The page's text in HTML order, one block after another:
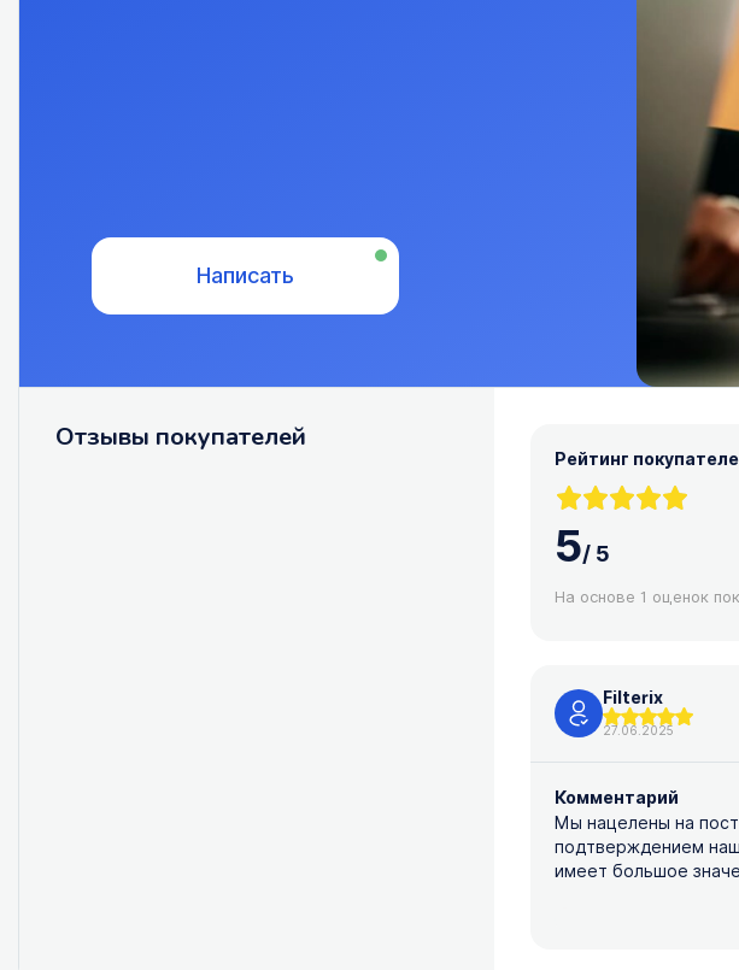
Написать
Отзывы покупателей
Рейтинг
5/5
На основе 1 оценок
Filterix
27.06.2025
Комментарий
Мы нацелены на
подтверждением
имеет большое